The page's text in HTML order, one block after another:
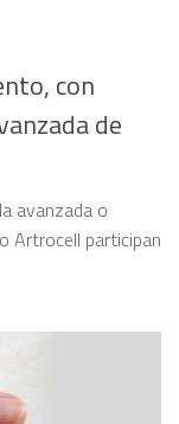
con
de
avanzada o
Artrocell participan